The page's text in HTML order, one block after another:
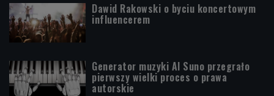
Dawid Rakowski o byciu koncertowym
influencerem
Generator muzyki AI Suno przegrało
pierwszy wielki proces o prawa
autorskie